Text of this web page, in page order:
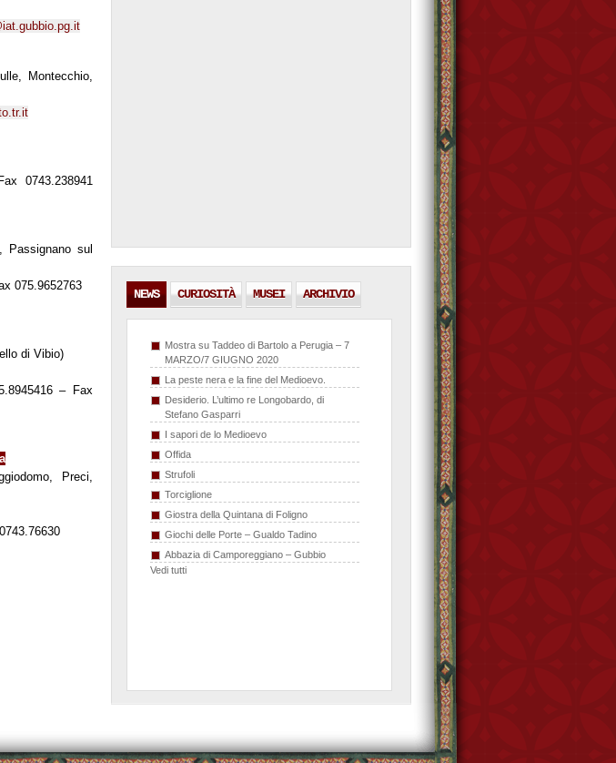
Montecchio,
0743.238941
Passignano sul
075.9652763
di Vibio)
– Fax
Preci,
NEWS CURIOSITÀ MUSEI ARCHIVIO
Mostra su Taddeo di Bartolo a Perugia – 7
MARZO/7 GIUGNO 2020
La peste nera e la fine del Medioevo.
Desiderio. L’ultimo re Longobardo, di
Stefano Gasparri
I sapori de lo Medioevo
Offida
Strufoli
Torciglione
Giostra della Quintana di Foligno
Giochi delle Porte – Gualdo Tadino
Abbazia di Camporeggiano – Gubbio
Vedi tutti